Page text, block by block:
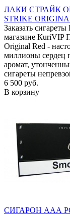
ЛАКИ СТРАЙК
STRIKE
Заказать
магазине КuriVIP
Original Red -
миллионы сердец
аромат,
сигареты
6 500 руб.
В корзину
СИГАРОН ААА